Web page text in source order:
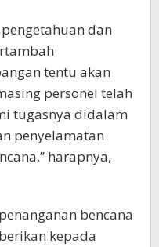
dan
tentu akan
personel telah
tugasnya didalam
penyelamatan
harapnya,
bencana
kepada